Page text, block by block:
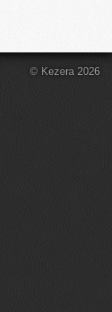
© Kezera 2026